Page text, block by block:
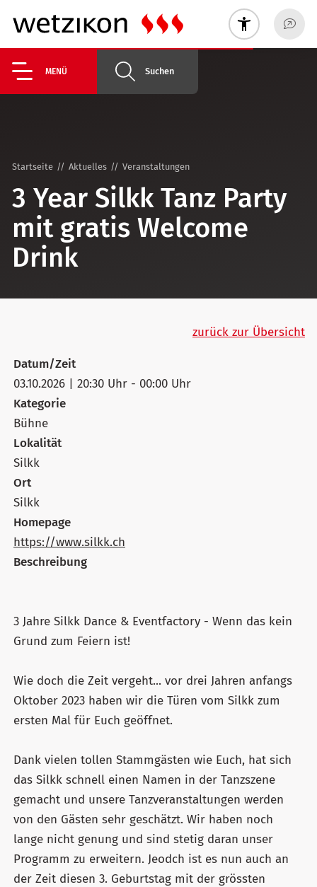
MENÜ Suchen
Startseite Aktuelles Veranstaltungen
3 Year Silkk Tanz Party
mit gratis Welcome
Drink
zurück zur Übersicht
Datum/Zeit
03.10.2026 | 20:30 Uhr - 00:00 Uhr
Kategorie
Bühne
Lokalität
Silkk
Ort
Silkk
Homepage
https://www.silkk.ch
Beschreibung
3 Jahre Silkk Dance & Eventfactory - Wenn das kein
Grund zum Feiern ist!
Wie doch die Zeit vergeht... vor drei Jahren anfangs
Oktober 2023 haben wir die Türen vom Silkk zum
ersten Mal für Euch geöffnet.
Dank vielen tollen Stammgästen wie Euch, hat sich
das Silkk schnell einen Namen in der Tanzszene
gemacht und unsere Tanzveranstaltungen werden
von den Gästen sehr geschätzt. Wir haben noch
lange nicht genung und sind stetig daran unser
Programm zu erweitern. Jeodch ist es nun auch an
der Zeit diesen 3. Geburtstag mit der grössten